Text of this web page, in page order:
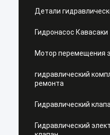
Детали
Гидронасос Кавасаки
Мотор перемещения
гидравлический
ремонта
Гидравлический
Гидравлический